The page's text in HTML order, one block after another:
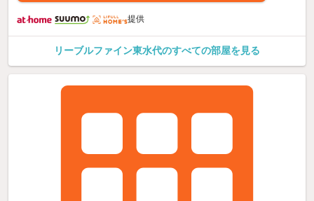
提供
リーブルファイン東水代のすべての部屋を見る